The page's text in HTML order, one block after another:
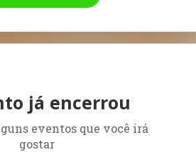
já encerrou
eventos que você irá
gostar